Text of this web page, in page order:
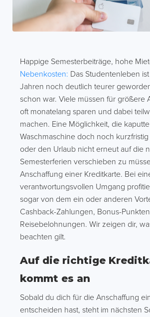
Happige Semesterbeiträge, hohe
Nebenkosten: Das Studentenleben
Jahren noch deutlich teurer
schon war. Viele müssen für größere
oft monatelang sparen und dabei
machen. Eine Möglichkeit, die kaputte
Waschmaschine doch noch
oder den Urlaub nicht erneut auf die
Semesterferien verschieben zu
Anschaffung einer Kreditkarte. Bei
verantwortungsvollen Umgang
sogar von dem ein oder anderen
Cashback-Zahlungen, Bonus-
Reisebelohnungen. Wir zeigen dir,
beachten gilt.
Auf die richtige
kommt es an
Sobald du dich für die Anschaffung
entscheiden hast, steht im nächsten